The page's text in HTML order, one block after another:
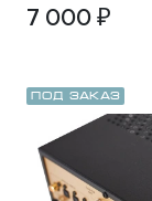
7 000 ₽
Под заказ